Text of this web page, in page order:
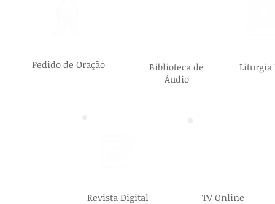
Pedido de Oração
Biblioteca de
Áudio
Liturgia
Revista Digital TV Online